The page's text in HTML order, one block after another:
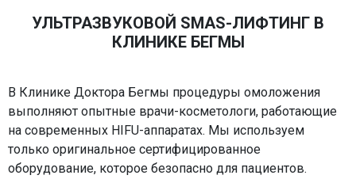
УЛЬТРАЗВУКОВОЙ SMAS-ЛИФТИНГ В
КЛИНИКЕ БЕГМЫ
В Клинике Доктора Бегмы процедуры омоложения
выполняют опытные врачи-косметологи, работающие
на современных HIFU-аппаратах. Мы используем
только оригинальное сертифицированное
оборудование, которое безопасно для пациентов.